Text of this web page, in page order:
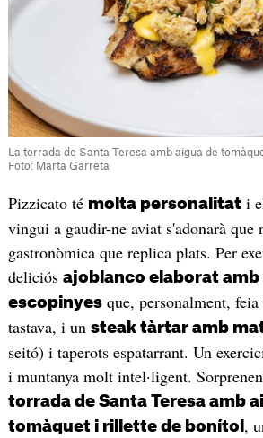
La torrada de Santa Teresa amb aigua de
Foto: Marta Garreta
Pizzicato té molta personalitati
vingui a gaudir-ne aviat s'adonarà que
gastronòmica que replica plats. Per
deliciós ajoblanco elaborat amb
escopinyesque, personalment, feia
tastava, i un steak tàrtar amb
seitó) i taperots espatarrant. Un
i muntanya molt intel·ligent.
torrada de Santa Teresa amb
tomàquet i rillette de bonítol ,